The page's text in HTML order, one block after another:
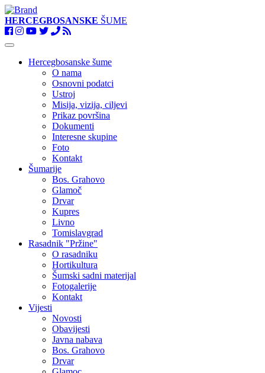
HERCEGBOSANSKE ŠUME
Toggle
navigationHercegbosanske šume
O nama
Osnovni podatci
Ustroj
Misija, vizija, ciljevi
Prikaz površina
Dokumenti
Interesne skupine
Foto
Kontakt
Šumarije
Bos. Grahovo
Glamoč
Drvar
Kupres
Livno
Tomislavgrad
Rasadnik "Pržine"
O rasadniku
Hortikultura
Šumski sadni materijal
Fotogalerije
Kontakt
Vijesti
Novosti
Obavijesti
Javna nabava
Bos. Grahovo
Drvar